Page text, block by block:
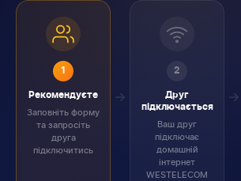
1
Рекомендуєте
Заповніть форму
та запросіть
друга
підключитись
2
Друг
підключається
Ваш друг
підключає
домашній
інтернет
WESTELECOM